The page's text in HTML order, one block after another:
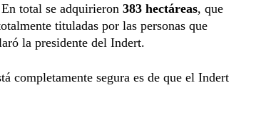
total se adquirieron 383 hectáreas, que
tituladas por las personas que
la presidente del Indert.
completamente segura es de que el Indert